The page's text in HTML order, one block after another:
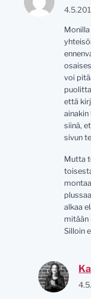
voi
että
siinä,
sivun
Mutta
alkaa
mitään
Silloin